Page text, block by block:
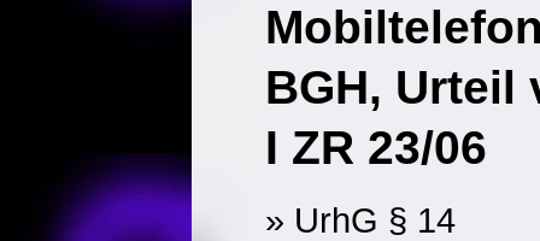
BGH, Urteil
I ZR 23/06
» UrhG § 14